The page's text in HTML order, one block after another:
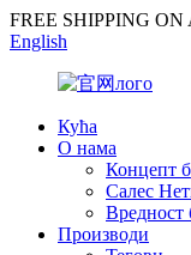
FREE SHIPPING
English
Кућа
О нама
Концепт
Салес
Вредност
Производи